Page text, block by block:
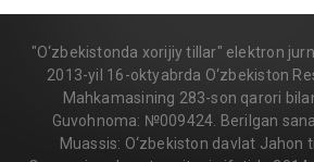
"O‘zbekistonda xorijiy tillar" elektron
2013-yil 16-oktyabrda O‘zbekiston
Mahkamasining 283-son qarori
Guvohnoma: №009424. Berilgan
Muassis: O‘zbekiston davlat Jahon